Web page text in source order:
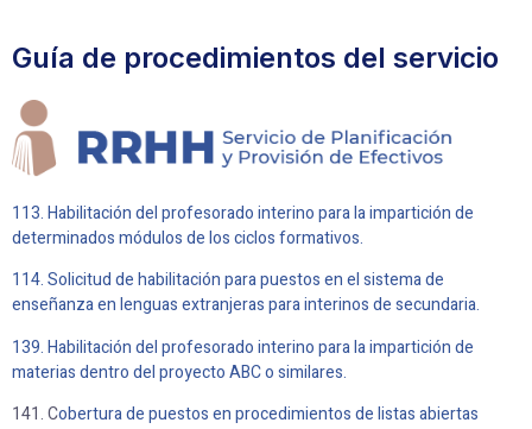
Guía de procedimientos del servicio
113. Habilitación del profesorado interino para la impartición de
determinados módulos de los ciclos formativos.
114. Solicitud de habilitación para puestos en el sistema de
enseñanza en lenguas extranjeras para interinos de secundaria.
139. Habilitación del profesorado interino para la impartición de
materias dentro del proyecto ABC o similares.
141. Cobertura de puestos en procedimientos de listas abiertas